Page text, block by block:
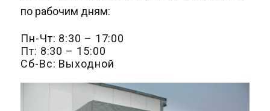
по рабочим дням:
Пн-Чт: 8:30 – 17:00
Пт: 8:30 – 15:00
Сб-Вс: Выходной